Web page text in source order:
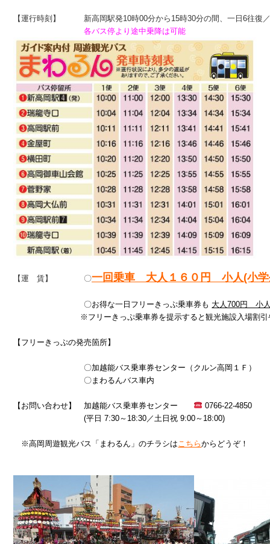
【運行時刻】　　　新高岡駅発10時00分から15時30分の間、一日6往復
【運　賃】　　　　〇一回乗車　大人１６０円　小人(小
〇お得な一日フリーきっぷ乗車券も 大人700円　小
　　　※フリーきっぷ乗車券を提示すると観光施設入場割
【フリーきっぷの発売箇所】
〇加越能バス乗車券センター（クルン高岡１Ｆ）
〇まわるんバス車内
【お問い合わせ】　加越能バス乗車券センター
0766-22-4850
(平日 7:30～18:30／土日祝 9:00～18:00)
※高岡周遊観光バス「まわるん」のチラシは こちらからどうぞ！